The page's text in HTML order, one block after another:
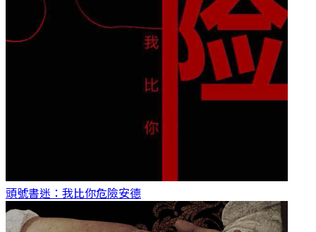
頭號書迷：我比你危險安德